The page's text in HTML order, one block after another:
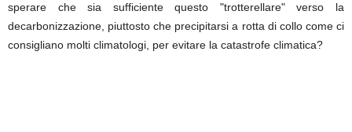
sperare che sia sufficiente questo "trotterellare" verso la
decarbonizzazione, piuttosto che precipitarsi a rotta di collo come ci
consigliano molti climatologi, per evitare la catastrofe climatica?